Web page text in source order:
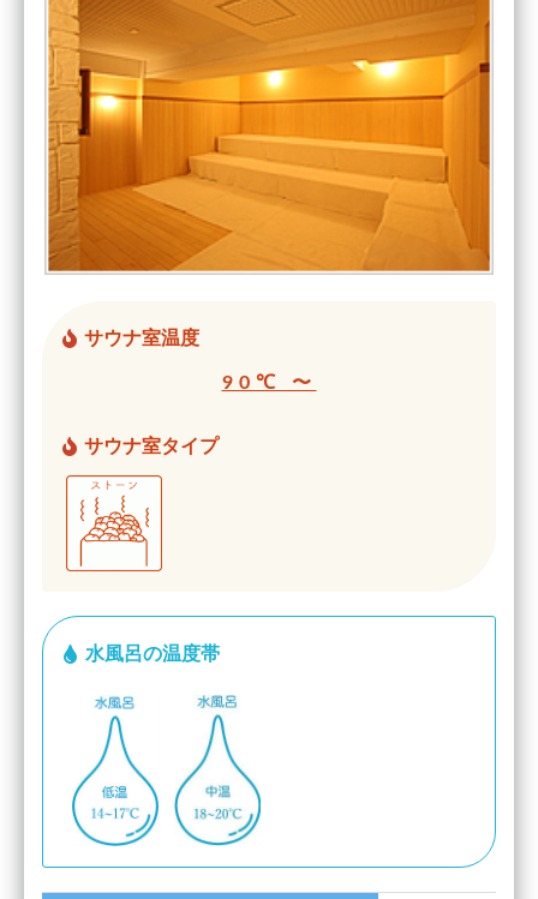
サウナ室温度
90℃ 〜
サウナ室タイプ
水風呂の温度帯